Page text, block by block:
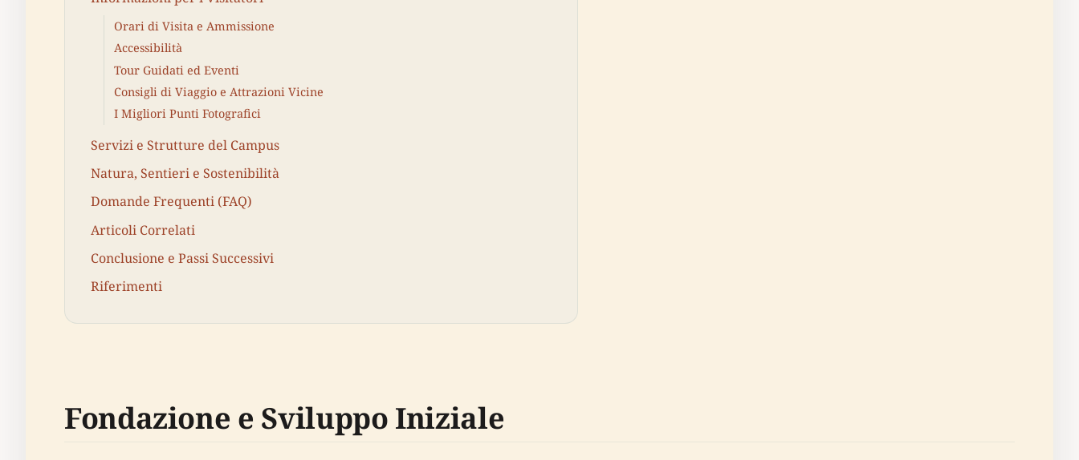
Orari di Visita e Ammissione
Accessibilità
Tour Guidati ed Eventi
Consigli di Viaggio e Attrazioni Vicine
I Migliori Punti Fotografici
Servizi e Strutture del Campus
Natura, Sentieri e Sostenibilità
Domande Frequenti (FAQ)
Articoli Correlati
Conclusione e Passi Successivi
Riferimenti
Fondazione e Sviluppo Iniziale